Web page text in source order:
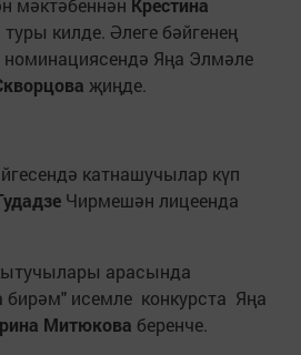
мәктәбеннән Крестина
туры килде. Әлеге бәйгенең
номинациясендә Яңа Элмәле
җиңде.
катнашучылар күп
Чирмешән лицеенда
арасында
бирәм" исемле конкурста Яңа
Митюкова беренче.